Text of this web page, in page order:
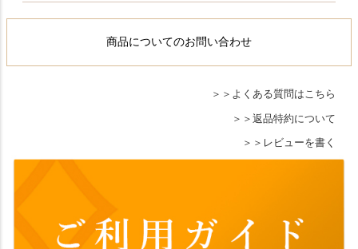
商品についてのお問い合わせ
よくある質問はこちら
返品特約について
レビューを書く